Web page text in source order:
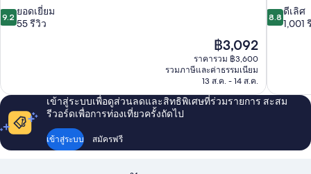
9.2
จาก
รีวิว
9.2 ยอดเยี่ยม
55 รีวิว
ราคา
ปัจจุบัน
คือ
฿3,092
฿3,092
ราคารวม ฿3,600
รวมภาษีและค่าธรรมเนียม
13 ส.ค. - 14 ส.ค.
8.8
จาก
รีวิว
8.8 ดีเลิศ
1,001
เข้าสู่ระบบเพื่อดูส่วนลดและสิทธิพิเศษที่ร่วมรายการ สะสม
รีวอร์ดเพื่อการท่องเที่ยวครั้งถัดไป
เข้าสู่ระบบ สมัครฟรี